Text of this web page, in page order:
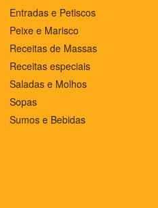
Entradas e Petiscos
Peixe e Marisco
Receitas de Massas
Receitas especiais
Saladas e Molhos
Sopas
Sumos e Bebidas